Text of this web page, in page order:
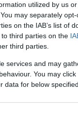
utilized by us
may separately
on the IAB’s list of
third parties on the
third parties.
services and may
You may
data for below
io mi
con